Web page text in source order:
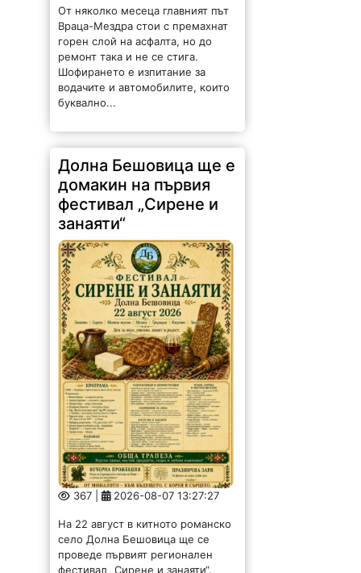
буквално...
Долна Бешовица ще е
домакин на първия
фестивал „Сирене и
занаяти“
367 | 2026-08-07 13:27:27
На 22 август в китното романско
село Долна Бешовица ще се
проведе първият регионален
фестивал „Сирене и занаяти“.
Събитието е под патронажа на
кмета Ангел Ангелов и е под
мотото:...